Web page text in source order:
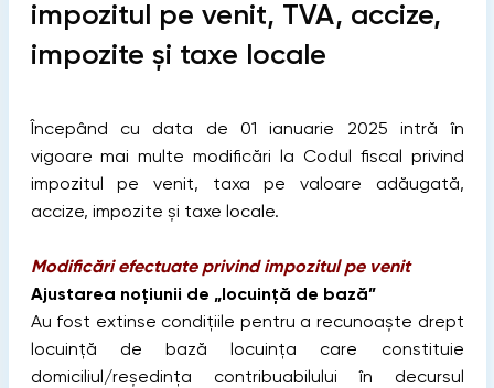
impozitul pe venit, TVA, accize,
impozite și taxe locale
Începând cu data de 01 ianuarie 2025 intră în
vigoare mai multe modificări la Codul fiscal privind
impozitul pe venit, taxa pe valoare adăugată,
accize, impozite și taxe locale.
Modificări efectuate privind impozitul pe venit
Ajustarea noțiunii de „locuință de bază”
Au fost extinse condițiile pentru a recunoaște drept
locuință de bază locuința care constituie
domiciliul/reşedinţa contribuabilului în decursul